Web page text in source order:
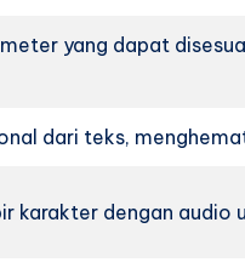
yang dapat
dari teks,
karakter dengan audio